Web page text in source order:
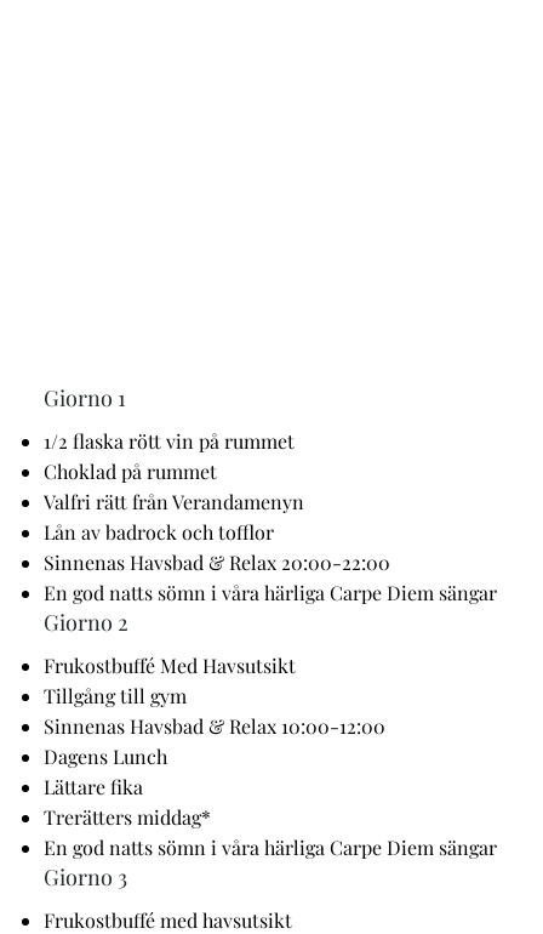
Giorno 1
1/2 flaska rött vin på rummet
Choklad på rummet
Valfri rätt från Verandamenyn
Lån av badrock och tofflor
Sinnenas Havsbad & Relax 20:00-22:00
En god natts sömn i våra härliga Carpe Diem sängar
Giorno 2
Frukostbuffé Med Havsutsikt
Tillgång till gym
Sinnenas Havsbad & Relax 10:00-12:00
Dagens Lunch
Lättare fika
Trerätters middag*
En god natts sömn i våra härliga Carpe Diem sängar
Giorno 3
Frukostbuffé med havsutsikt